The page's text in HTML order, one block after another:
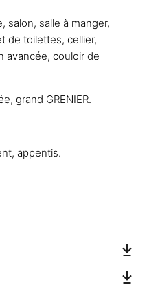
salon, salle à manger,
de toilettes, cellier,
avancée, couloir de
grand GRENIER.
appentis.